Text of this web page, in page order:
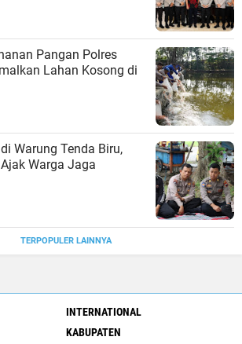
Pangan Polres
Lahan Kosong di
Warung Tenda Biru,
Warga Jaga
TERPOPULER LAINNYA
INTERNATIONAL
KABUPATEN